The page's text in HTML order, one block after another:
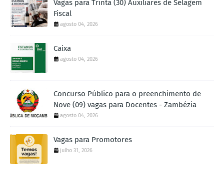
Vagas para Trinta (30) Auxiliares de Selagem
Fiscal
agosto 04, 2026
Caixa
agosto 04, 2026
Concurso Público para o preenchimento de
Nove (09) vagas para Docentes - Zambézia
agosto 04, 2026
Vagas para Promotores
julho 31, 2026